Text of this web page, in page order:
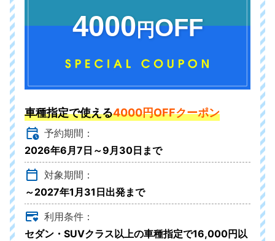
4000円OFF
車種指定で使える4000円OFFクーポン
予約期間：
2026年6月7日～9月30日まで
対象期間：
～2027年1月31日出発まで
利用条件：
セダン・SUVクラス以上の車種指定で16,000円以